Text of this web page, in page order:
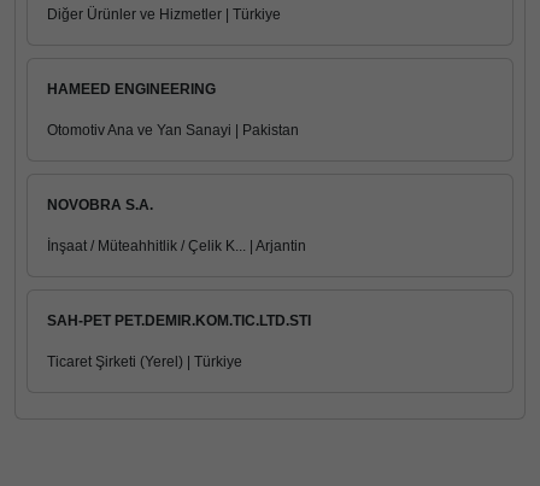
Diğer Ürünler ve Hizmetler | Türkiye
HAMEED ENGINEERING
Otomotiv Ana ve Yan Sanayi | Pakistan
NOVOBRA S.A.
İnşaat / Müteahhitlik / Çelik K... | Arjantin
SAH-PET PET.DEMIR.KOM.TIC.LTD.STI
Ticaret Şirketi (Yerel) | Türkiye